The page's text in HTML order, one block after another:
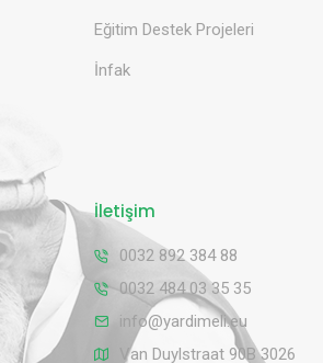
Eğitim Destek Projeleri
İnfak
İletişim
0032 892 384 88
0032 484 03 35 35
info@yardimeli.eu
Van Duylstraat 90B 3026